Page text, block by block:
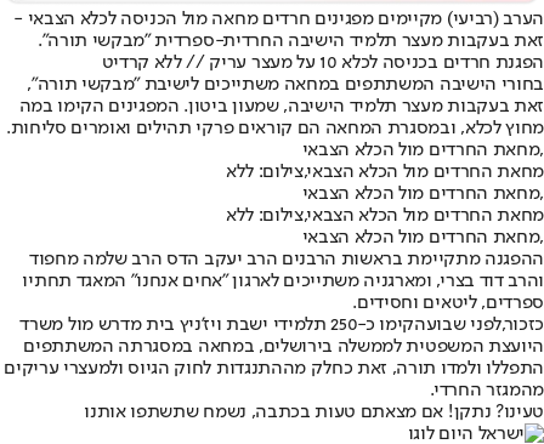
הערב (רביעי) מקיימים מפגינים חרדים מחאה מול הכניסה לכלא הצבאי -
זאת בעקבות מעצר תלמיד הישיבה החרדית-ספרדית "מבקשי תורה".
הפגנת חרדים בכניסה לכלא 10 על מעצר עריק // ללא קרדיט
בחורי הישיבה המשתתפים במחאה משתייכים לישיבת "מבקשי תורה",
זאת בעקבות מעצר תלמיד הישיבה, שמעון ביטון. המפגינים הקימו במה
מחוץ לכלא, ובמסגרת המחאה הם קוראים פרקי תהילים ואומרים סליחות.
מחאת החרדים מול הכלא הצבאי,
מחאת החרדים מול הכלא הצבאי,צילום: ללא
מחאת החרדים מול הכלא הצבאי,
מחאת החרדים מול הכלא הצבאי,צילום: ללא
מחאת החרדים מול הכלא הצבאי,
ההפגנה מתקיימת בראשות הרבנים הרב יעקב הדס הרב שלמה מחפוד
והרב דוד בצרי, ומארגניה משתייכים לארגון "אחים אנחנו" המאגד תחתיו
ספרדים, ליטאים וחסידים.
כזכור,לפני שבוע
הקימו כ-250 תלמידי ישבת ויז'ניץ בית מדרש מול משרד
היועצת המשפטית לממשלה בירושלים, במחאה במסגרתה המשתתפים
התפללו ולמדו תורה, זאת כחלק מההתנגדות לחוק הגיוס ולמעצרי עריקים
מהמגזר החרדי.
טעינו? נתקן! אם מצאתם טעות בכתבה, נשמח שתשתפו אותנו